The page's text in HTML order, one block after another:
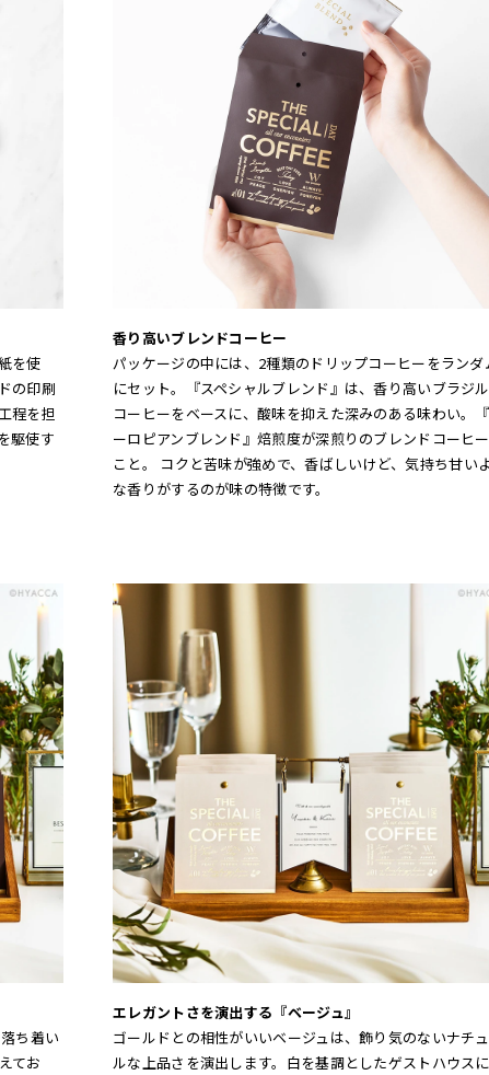
を使
の印刷
程を担
駆使す
香り高いブレンドコーヒー
パッケージの中には、2種類のドリップコーヒーをランダ
にセット。『スペシャルブレンド』は、香り高いブラジ
コーヒーをベースに、酸味を抑えた深みのある味わい。
ーロピアンブレンド』焙煎度が深煎りのブレンドコーヒ
こと。 コクと苦味が強めで、香ばしいけど、気持ち甘い
な香りがするのが味の特徴です。
ち着い
てお
エレガントさを演出する『ベージュ』
ゴールドとの相性がいいベージュは、飾り気のないナチ
ルな上品さを演出します。白を基調としたゲストハウス